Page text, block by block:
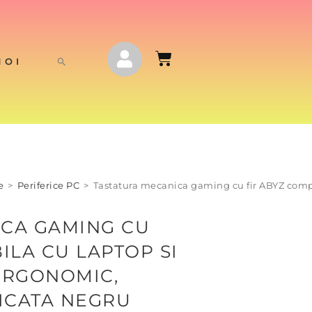
> Periferice PC > Tastatura mecanica gaming cu fir ABYZ
GAMING CU
CU LAPTOP SI
NEGRU